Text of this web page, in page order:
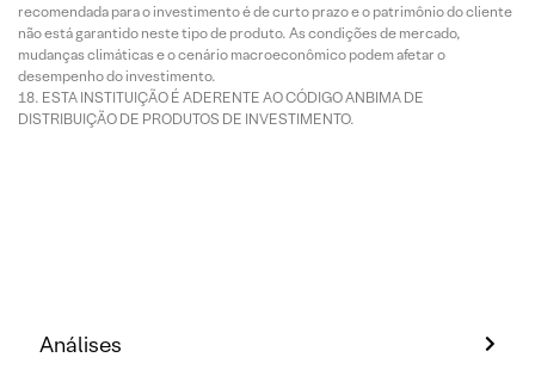
recomendada para o investimento é de curto prazo e o patrimônio do cliente
não está garantido neste tipo de produto. As condições de mercado,
mudanças climáticas e o cenário macroeconômico podem afetar o
desempenho do investimento.
ESTA INSTITUIÇÃO É ADERENTE AO CÓDIGO ANBIMA DE
DISTRIBUIÇÃO DE PRODUTOS DE INVESTIMENTO.
Análises